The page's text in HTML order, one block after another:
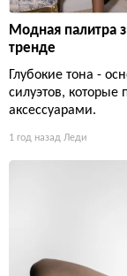
Модная палитра
тренде
Глубокие тона -
силуэтов, которые
аксессуарами.
1 год назад Леди